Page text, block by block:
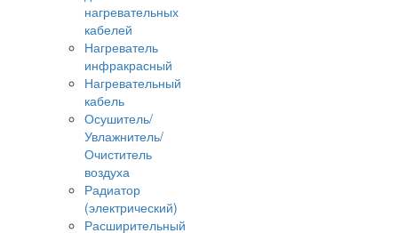
нагревательных
кабелей
Нагреватель
инфракрасный
Нагревательный
кабель
Осушитель/
Увлажнитель/
Очиститель
воздуха
Радиатор
(электрический)
Расширительный